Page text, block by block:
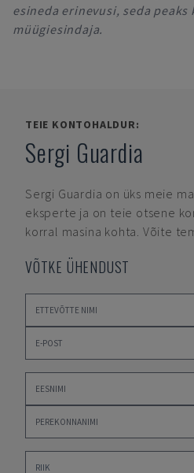
esineda erinevusi, seda peaks
müügiesindaja.
TEIE KONTOHALDUR:
Sergi Guardia
Sergi Guardia on üks meie
eksperte ja on teie otsene
korral masina kohta. Võite
VÕTKE ÜHENDUST